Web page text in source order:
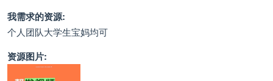
我需求的资源:
个人团队大学生宝妈均可
资源图片: